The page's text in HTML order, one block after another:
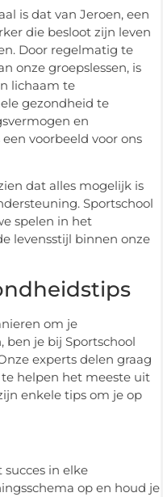
is dat van Jeroen, een
die besloot zijn leven
Door regelmatig te
onze groepslessen, is
lichaam te
gezondheid te
en
voorbeeld voor ons
dat alles mogelijk is
Sportschool
spelen in het
levensstijl binnen onze
om je
ben je bij Sportschool
experts delen graag
helpen het meeste uit
enkele tips om je op
in elke
op en houd je